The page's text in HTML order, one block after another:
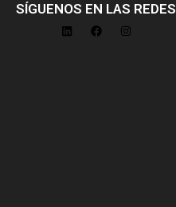
SÍGUENOS EN LAS REDES